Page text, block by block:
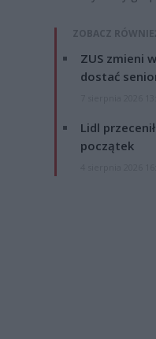
ZOBACZ
ZUS zmieni
dostać
Lidl
początek